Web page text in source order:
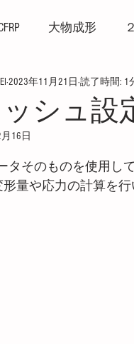
大物成形
観成形 打ち抜き成
ャーマーク
ッシュ設
2023年11月21日 読了時間: 1
16日
NaNと評価されています。
ータそのものを使用
量や応力の計算を行